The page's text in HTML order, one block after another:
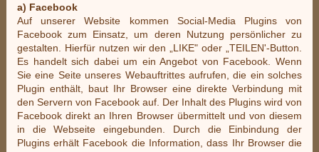
a) Facebook
Auf unserer Website kommen Social-Media Plugins von
Facebook zum Einsatz, um deren Nutzung persönlicher zu
gestalten. Hierfür nutzen wir den „LIKE" oder „TEILEN'-Button.
Es handelt sich dabei um ein Angebot von Facebook. Wenn
Sie eine Seite unseres Webauftrittes aufrufen, die ein solches
Plugin enthält, baut Ihr Browser eine direkte Verbindung mit
den Servern von Facebook auf. Der Inhalt des Plugins wird von
Facebook direkt an Ihren Browser übermittelt und von diesem
in die Webseite eingebunden. Durch die Einbindung der
Plugins erhält Facebook die Information, dass Ihr Browser die